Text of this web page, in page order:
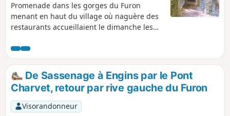
Promenade dans les gorges du Furon
menant en haut du village où naguère des
restaurants accueillaient le dimanche les
Promenade courte très appréciée par forte
chaleur, les abords du Furon restant frais.
De Sassenage à Engins par le Pont
Charvet, retour par rive gauche du Furon
Visorandonneur